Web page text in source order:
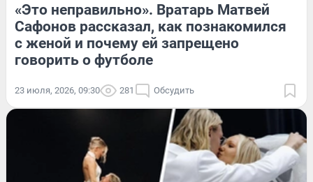
«Это неправильно». Вратарь Матвей
Сафонов рассказал, как познакомился
с женой и почему ей запрещено
говорить о футболе
23 июля, 2026, 09:30 281 Обсудить